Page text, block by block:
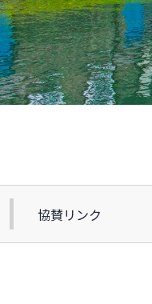
協賛リンク